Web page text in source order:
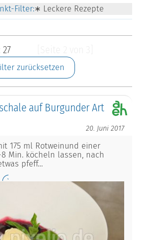
Filter:∗ Leckere Rezepte
zurücksetzen
auf Burgunder Art
20. Juni 2017
175 ml Rotweinund einer
Min. köcheln lassen, nach
pfeff…